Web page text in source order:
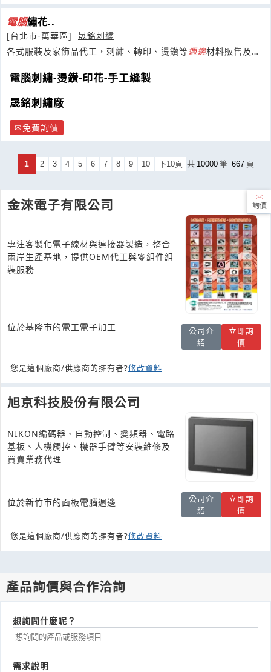
電腦繡花..
[台北市-萬華區]
晟銘刺繡
各式服裝及家飾品代工，刺繡、轉印、燙鑚等週邊材料販售及加
電腦刺繡-燙鑚-印花-手工縫製
晟銘刺繡廠
免費詢價
1 2 3 4 5 6 7 8 9 10 下10頁 共 10000 筆 667 頁
金淶電子有限公司
專注客製化電子線材與連接器製造，整合
兩岸生產基地，提供OEM代工與零組件組
裝服務
位於基隆市的電工電子加工
公司介
紹
立即詢
價
您是這個廠商/供應商的擁有者?修改資料
旭京科技股份有限公司
NIKON編碼器、自動控制、變頻器、電路
基板、人機觸控、機器手臂等安裝維修及
買賣業務代理
位於新竹市的面板電腦週邊
公司介
紹
立即詢
價
您是這個廠商/供應商的擁有者?修改資料
產品詢價與合作洽詢
想詢問什麼呢？
需求說明
詢價